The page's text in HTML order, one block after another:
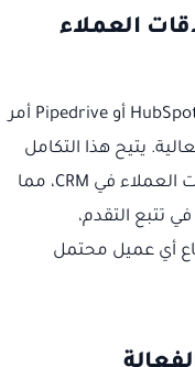
العملاء
دمج واتساب MCP مع أنظمة CRM مثل HubSpot أو Pipedrive أمر
يتيح هذا التكامل
مزامنة جميع محادثات واتساب مع ملفات العملاء في CRM، مما
تتبع التقدم،
أي عميل محتمل